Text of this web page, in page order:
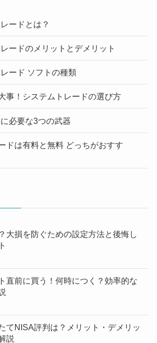
ードとは？
ードのメリットとデメリット
ード ソフトの種類
事！システムトレードの選び方
必要な3つの武器
ドは有料と無料 どっちがおすす
大損を防ぐための設定方法と後悔し
直前に買う！何時につく？効率的な
てNISA評判は？メリット・デメリッ
説